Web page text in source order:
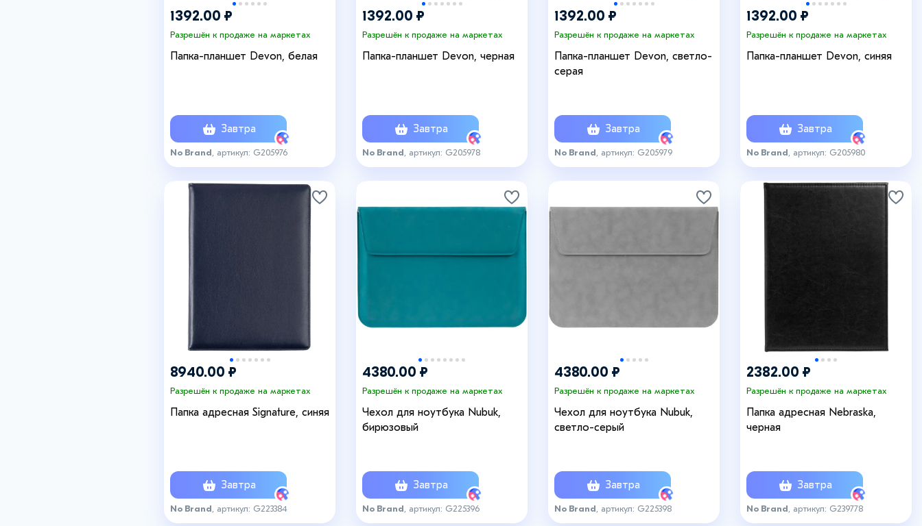
1392.00 ₽
Разрешён к продаже на маркетах
Папка-планшет Devon, белая
Завтра
No Brand , артикул: G205976
1392.00 ₽
Разрешён к продаже на маркетах
Папка-планшет Devon, черная
Завтра
No Brand , артикул: G205978
1392.00 ₽
Разрешён к продаже на маркетах
Папка-планшет Devon, светло-
серая
Завтра
No Brand , артикул: G205979
1392.00 ₽
Разрешён к продаже на маркетах
Папка-планшет Devon, синяя
Завтра
No Brand , артикул: G205980
8940.00 ₽
Разрешён к продаже на маркетах
Папка адресная Signature, синяя
Завтра
No Brand , артикул: G223384
4380.00 ₽
Разрешён к продаже на маркетах
Чехол для ноутбука Nubuk,
бирюзовый
Завтра
No Brand , артикул: G225396
4380.00 ₽
Разрешён к продаже на маркетах
Чехол для ноутбука Nubuk,
светло-серый
Завтра
No Brand , артикул: G225398
2382.00 ₽
Разрешён к продаже на маркетах
Папка адресная Nebraska,
черная
Завтра
No Brand , артикул: G239778